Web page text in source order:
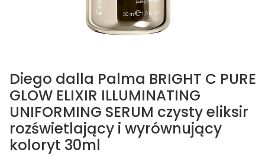
Diego dalla Palma BRIGHT C PURE
GLOW ELIXIR ILLUMINATING
UNIFORMING SERUM czysty eliksir
rozświetlający i wyrównujący
koloryt 30ml